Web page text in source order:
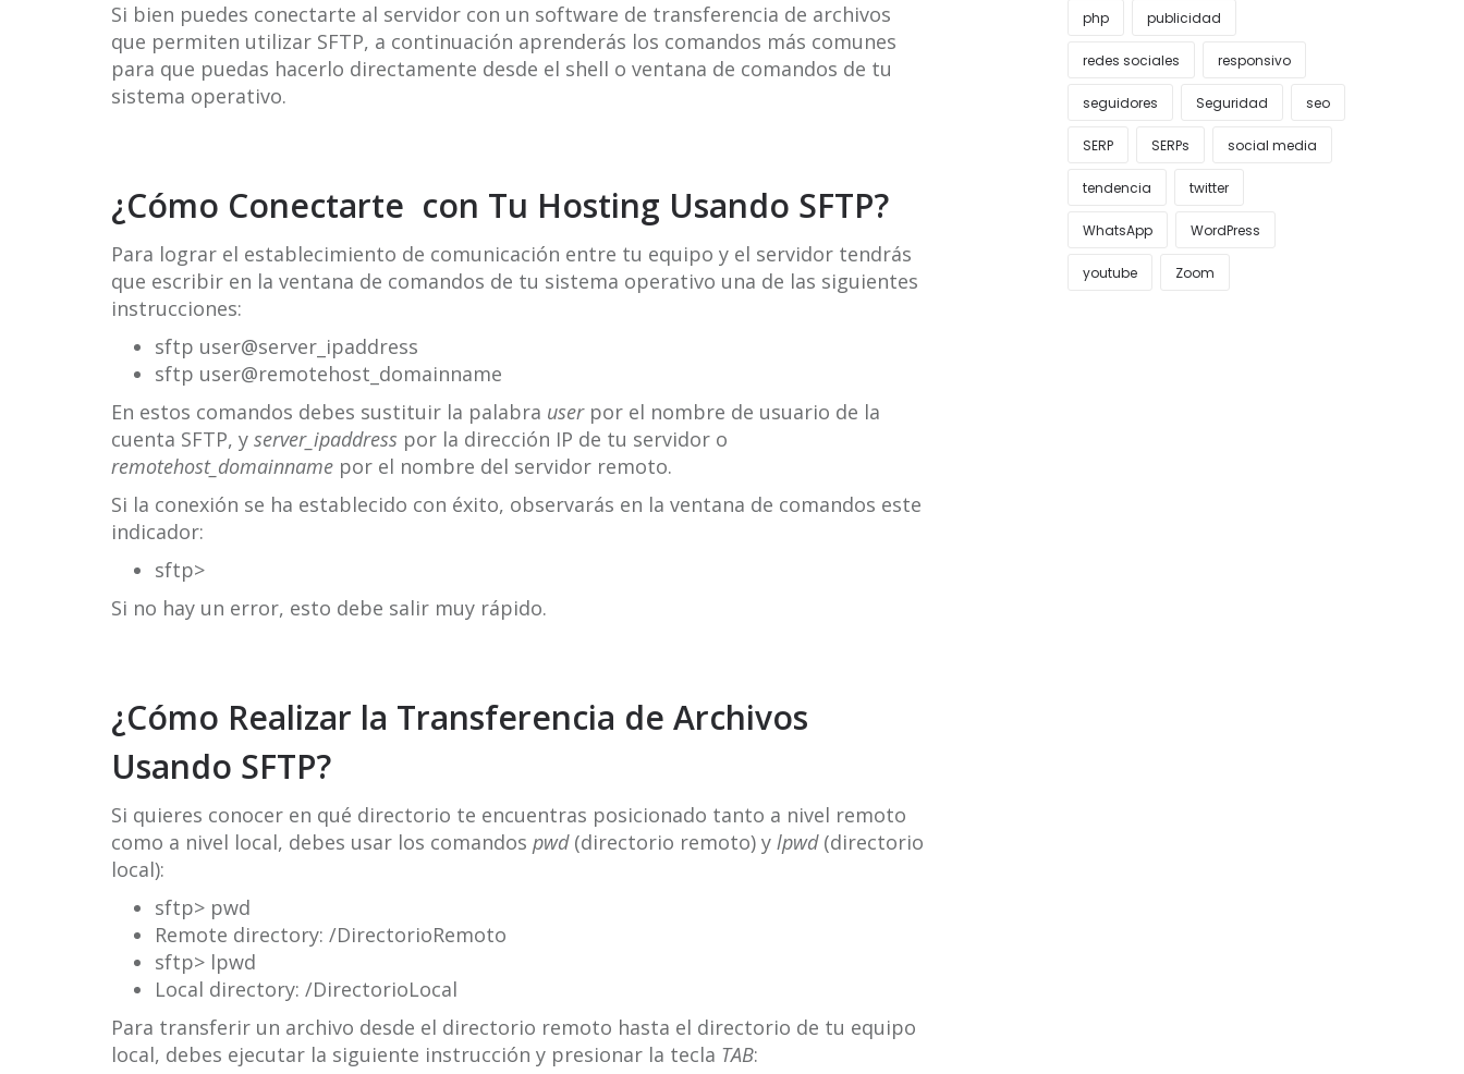
Si bien puedes conectarte al servidor con un software de transferencia de archivos
que permiten utilizar SFTP, a continuación aprenderás los comandos más comunes
para que puedas hacerlo directamente desde el shell o ventana de comandos de tu
sistema operativo.
¿Cómo Conectarte con Tu Hosting Usando SFTP?
Para lograr el establecimiento de comunicación entre tu equipo y el servidor tendrás
que escribir en la ventana de comandos de tu sistema operativo una de las siguientes
instrucciones:
sftp user@server_ipaddress
sftp user@remotehost_domainname
En estos comandos debes sustituir la palabra user por el nombre de usuario de la
cuenta SFTP, y server_ipaddress por la dirección IP de tu servidor o
remotehost_domainname por el nombre del servidor remoto.
Si la conexión se ha establecido con éxito, observarás en la ventana de comandos este
indicador:
sftp>
Si no hay un error, esto debe salir muy rápido.
¿Cómo Realizar la Transferencia de Archivos
Usando SFTP?
Si quieres conocer en qué directorio te encuentras posicionado tanto a nivel remoto
como a nivel local, debes usar los comandos pwd(directorio remoto) y lpwd (directorio
local):
sftp> pwd
Remote directory: /DirectorioRemoto
sftp> lpwd
Local directory: /DirectorioLocal
Para transferir un archivo desde el directorio remoto hasta el directorio de tu equipo
local, debes ejecutar la siguiente instrucción y presionar la tecla TAB:
php publicidad
redes sociales responsivo
seguidores Seguridad seo
SERP SERPs social media
tendencia twitter
WhatsApp WordPress
youtube Zoom